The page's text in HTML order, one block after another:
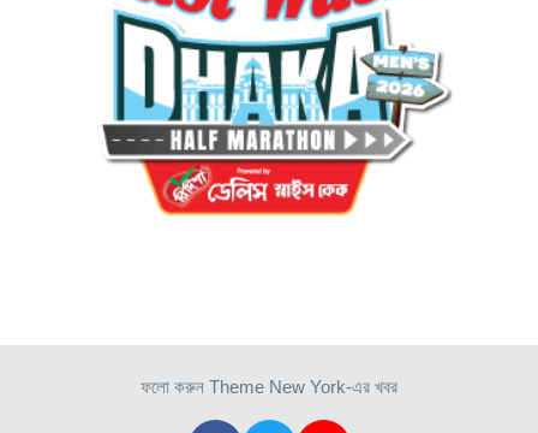
ফলো করুন Theme New York-এর খবর